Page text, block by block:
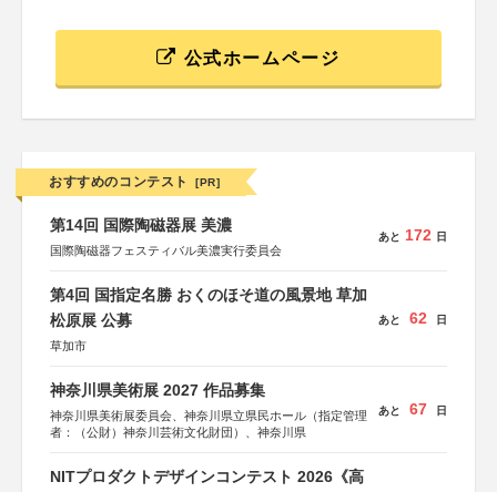
公式ホームページ
おすすめのコンテスト [PR]
第14回 国際陶磁器展 美濃
国際陶磁器フェスティバル美濃実行委員会
あと 172 日
第4回 国指定名勝 おくのほそ道の風景地 草加
松原展 公募
草加市
あと 62 日
神奈川県美術展 2027 作品募集
神奈川県美術展委員会、神奈川県立県民ホール（指定管理
者：（公財）神奈川芸術文化財団）、神奈川県
あと 67 日
NITプロダクトデザインコンテスト 2026《高